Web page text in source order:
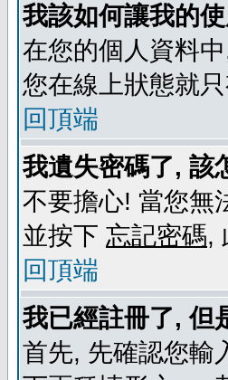
我該如何讓我的
在您的個人資料
您在線上狀態就
回頂端
我遺失密碼了, 該
不要擔心! 當您無
並按下 忘記密碼,
回頂端
我已經註冊了, 但
首先, 先確認您輸